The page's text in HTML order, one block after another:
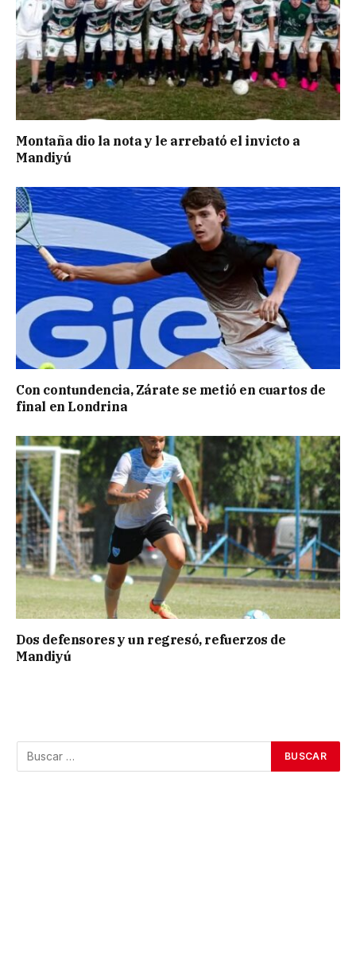
Montaña dio la nota y le arrebató el invicto a
Mandiyú
Con contundencia, Zárate se metió en cuartos de
final en Londrina
Dos defensores y un regresó, refuerzos de
Mandiyú